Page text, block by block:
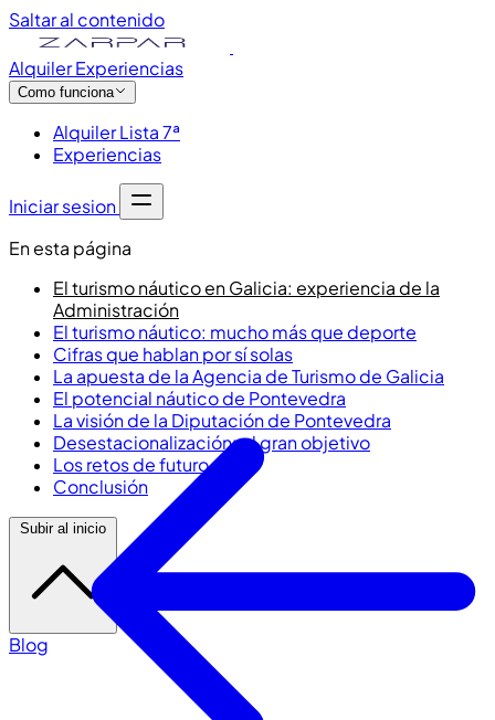
Saltar al contenido
Alquiler Experiencias
Como funciona
Alquiler Lista 7ª
Experiencias
Iniciar sesion
En esta página
El turismo náutico en Galicia: experiencia de la
Administración
El turismo náutico: mucho más que deporte
Cifras que hablan por sí solas
La apuesta de la Agencia de Turismo de Galicia
El potencial náutico de Pontevedra
La visión de la Diputación de Pontevedra
Desestacionalización: el gran objetivo
Los retos de futuro
Conclusión
Subir al inicio
Blog